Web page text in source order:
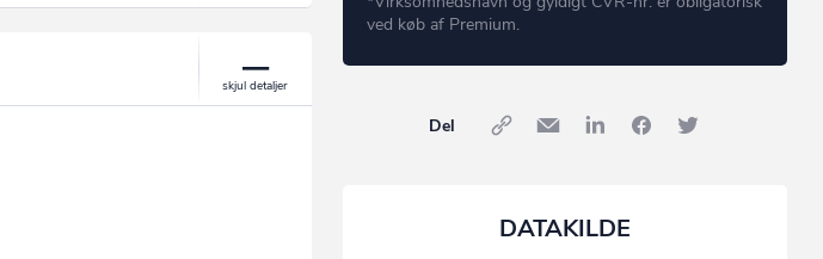
ved køb af Premium.
Del
DATAKILDE